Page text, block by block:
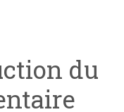
du